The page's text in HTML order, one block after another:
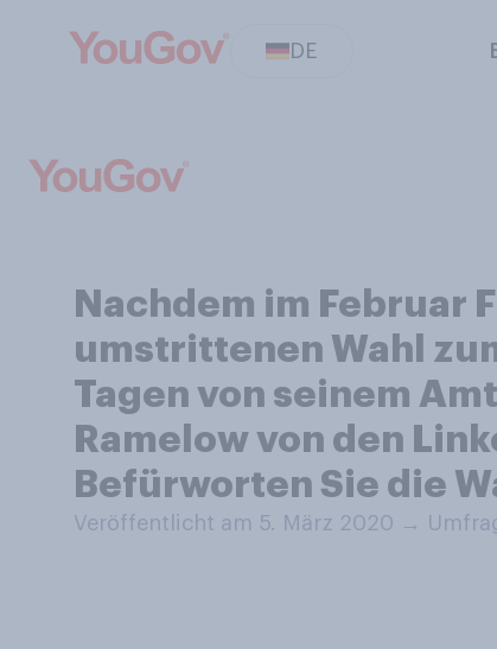
DE
Nachdem im Februar
umstrittenen Wahl
Tagen von seinem
Ramelow von den
Befürworten Sie die
Veröffentlicht am 5. März 2020 →